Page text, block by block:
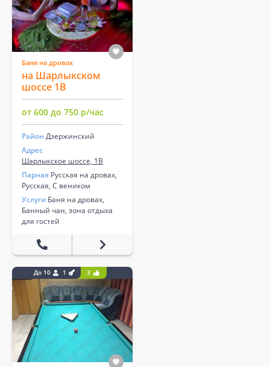
Баня на дровах
на Шарлыкском
шоссе 1В
от 600 до 750 р/час
Район Дзержинский
Адрес
Шарлыкское шоссе, 1В
Парная Русская на дровах,
Русская, С веником
Услуги Баня на дровах,
Банный чан, зона отдыха
для гостей
До 10 1 3